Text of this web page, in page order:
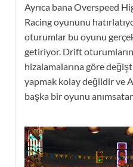
Ayrıca bana Overspeed
Racing oyununu
oturumlar bu oyunu
getiriyor. Drift
hizalamalarına göre
yapmak kolay değildir ve
başka bir oyunu